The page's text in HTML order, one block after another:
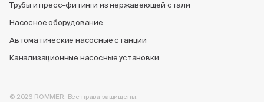
Трубы и пресс-фитинги из нержавеющей стали
Насосное оборудование
Автоматические насосные станции
Канализационные насосные установки
© 2026 ROMMER. Все права защищены.